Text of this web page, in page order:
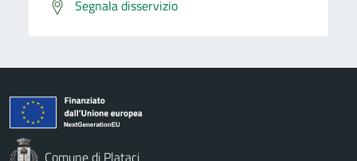
Segnala disservizio
Comune di Plataci